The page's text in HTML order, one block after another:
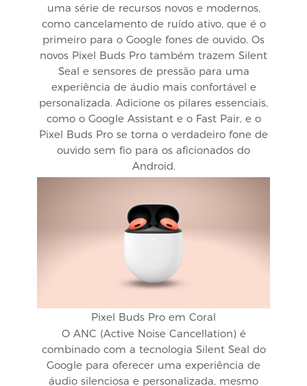
uma série de recursos novos e modernos,
como cancelamento de ruído ativo, que é o
primeiro para o Google fones de ouvido. Os
novos Pixel Buds Pro também trazem Silent
Seal e sensores de pressão para uma
experiência de áudio mais confortável e
personalizada. Adicione os pilares essenciais,
como o Google Assistant e o Fast Pair, e o
Pixel Buds Pro se torna o verdadeiro fone de
ouvido sem fio para os aficionados do
Android.
Pixel Buds Pro em Coral
O ANC (Active Noise Cancellation) é
combinado com a tecnologia Silent Seal do
Google para oferecer uma experiência de
áudio silenciosa e personalizada, mesmo